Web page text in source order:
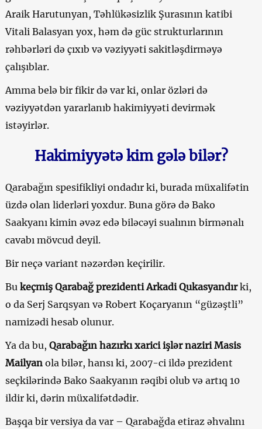
Araik Harutunyan, Təhlükəsizlik Şurasının katibi
Vitali Balasyan yox, həm də güc strukturlarının
rəhbərləri də çıxıb və vəziyyəti sakitləşdirməyə
çalışıblar.
Amma belə bir fikir də var ki, onlar özləri də
vəziyyətdən yararlanıb hakimiyyəti devirmək
istəyirlər.
Hakimiyyətə kim gələ bilər?
Qarabağın spesifikliyi ondadır ki, burada müxalifətin
üzdə olan liderləri yoxdur. Buna görə də Bako
Saakyanı kimin əvəz edə biləcəyi sualının birmənalı
cavabı mövcud deyil.
Bir neçə variant nəzərdən keçirilir.
Bu keçmiş Qarabağ prezidenti Arkadi Qukasyandırki,
o da Serj Sarqsyan və Robert Koçaryanın “güzəştli”
namizədi hesab olunur.
Ya da bu, Qarabağın hazırkı xarici işlər naziri Masis
Mailyanola bilər, hansı ki, 2007-ci ildə prezident
seçkilərində Bako Saakyanın rəqibi olub və artıq 10
ildir ki, dərin müxalifətdədir.
Başqa bir versiya da var – Qarabağda etiraz əhvalını